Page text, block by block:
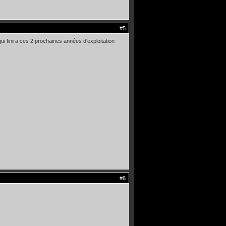
#5
finira ces 2 prochaines années d'exploitation
#6